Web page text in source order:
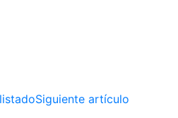
Siguiente artículo